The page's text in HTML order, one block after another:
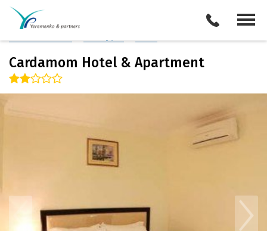
Камбоджа
Описание отеля
Cardamom Hotel & Apartment